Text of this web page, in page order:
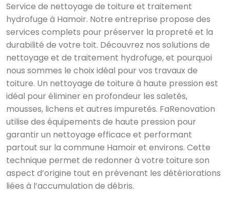
Service de nettoyage de toiture et traitement
hydrofuge à Hamoir. Notre entreprise propose des
services complets pour préserver la propreté et la
durabilité de votre toit. Découvrez nos solutions de
nettoyage et de traitement hydrofuge, et pourquoi
nous sommes le choix idéal pour vos travaux de
toiture. Un nettoyage de toiture à haute pression est
idéal pour éliminer en profondeur les saletés,
mousses, lichens et autres impuretés. FaRenovation
utilise des équipements de haute pression pour
garantir un nettoyage efficace et performant
partout sur la commune Hamoir et environs. Cette
technique permet de redonner à votre toiture son
aspect d’origine tout en prévenant les détériorations
liées à l’accumulation de débris.